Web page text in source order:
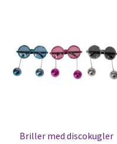
Briller med discokugler